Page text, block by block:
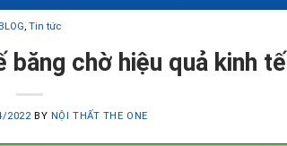
BLOG, Tin tức
băng chờ hiệu quả kinh tế
2022 BY NỘI THẤT THE ONE